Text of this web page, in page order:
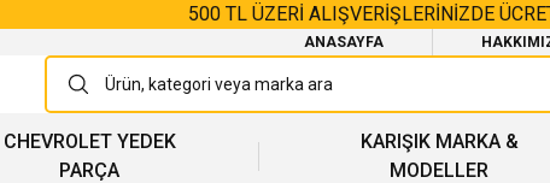
500 TL ÜZERİ ALIŞVERİŞLERİNİZDE
ANASAYFA
CHEVROLET YEDEK
PARÇA
KARIŞIK MARKA &
MODELLER